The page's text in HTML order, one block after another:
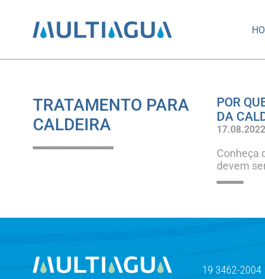
TRATAMENTO PARA
CALDEIRA
POR
DA
17.08.2022
Conheça
devem
19 3462-2004